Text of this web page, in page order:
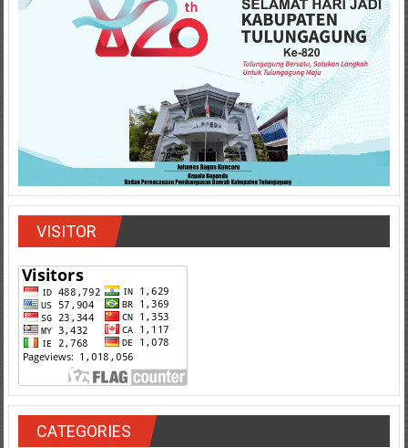
VISITOR
CATEGORIES